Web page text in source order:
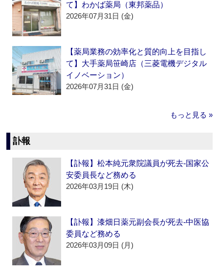
て】わかば薬局（東邦薬品）
2026年07月31日 (金)
【薬局業務の効率化と質的向上を目指し
て】大手薬局笹崎店（三菱電機デジタル
イノベーション）
2026年07月31日 (金)
もっと見る »
訃報
【訃報】松本純元衆院議員が死去‐国家公
安委員長など務める
2026年03月19日 (木)
【訃報】漆畑日薬元副会長が死去‐中医協
委員など務める
2026年03月09日 (月)